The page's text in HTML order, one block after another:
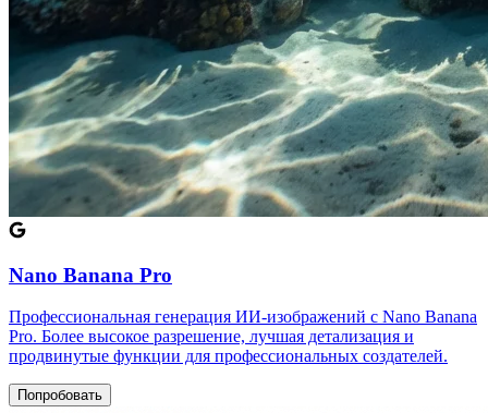
Nano Banana Pro
Профессиональная генерация ИИ-изображений с Nano Banana
Pro. Более высокое разрешение, лучшая детализация и
продвинутые функции для профессиональных создателей.
Попробовать